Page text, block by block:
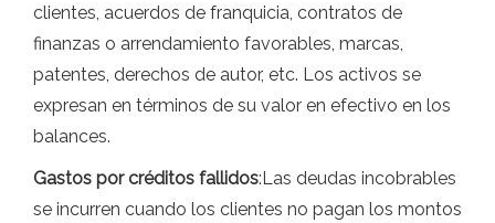
clientes, acuerdos de franquicia, contratos de
finanzas o arrendamiento favorables, marcas,
patentes, derechos de autor, etc. Los activos se
expresan en términos de su valor en efectivo en los
balances.
Gastos por créditos fallidos:Las deudas incobrables
se incurren cuando los clientes no pagan los montos